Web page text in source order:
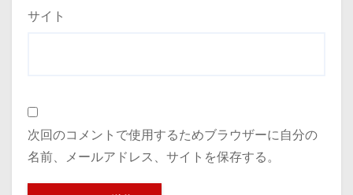
サイト
次回のコメントで使用するためブラウザーに自分の
名前、メールアドレス、サイトを保存する。